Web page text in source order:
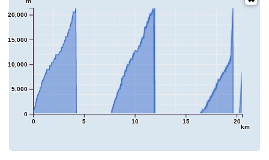
0 5 10 15 20
km
0
5,000
10,000
15,000
20,000